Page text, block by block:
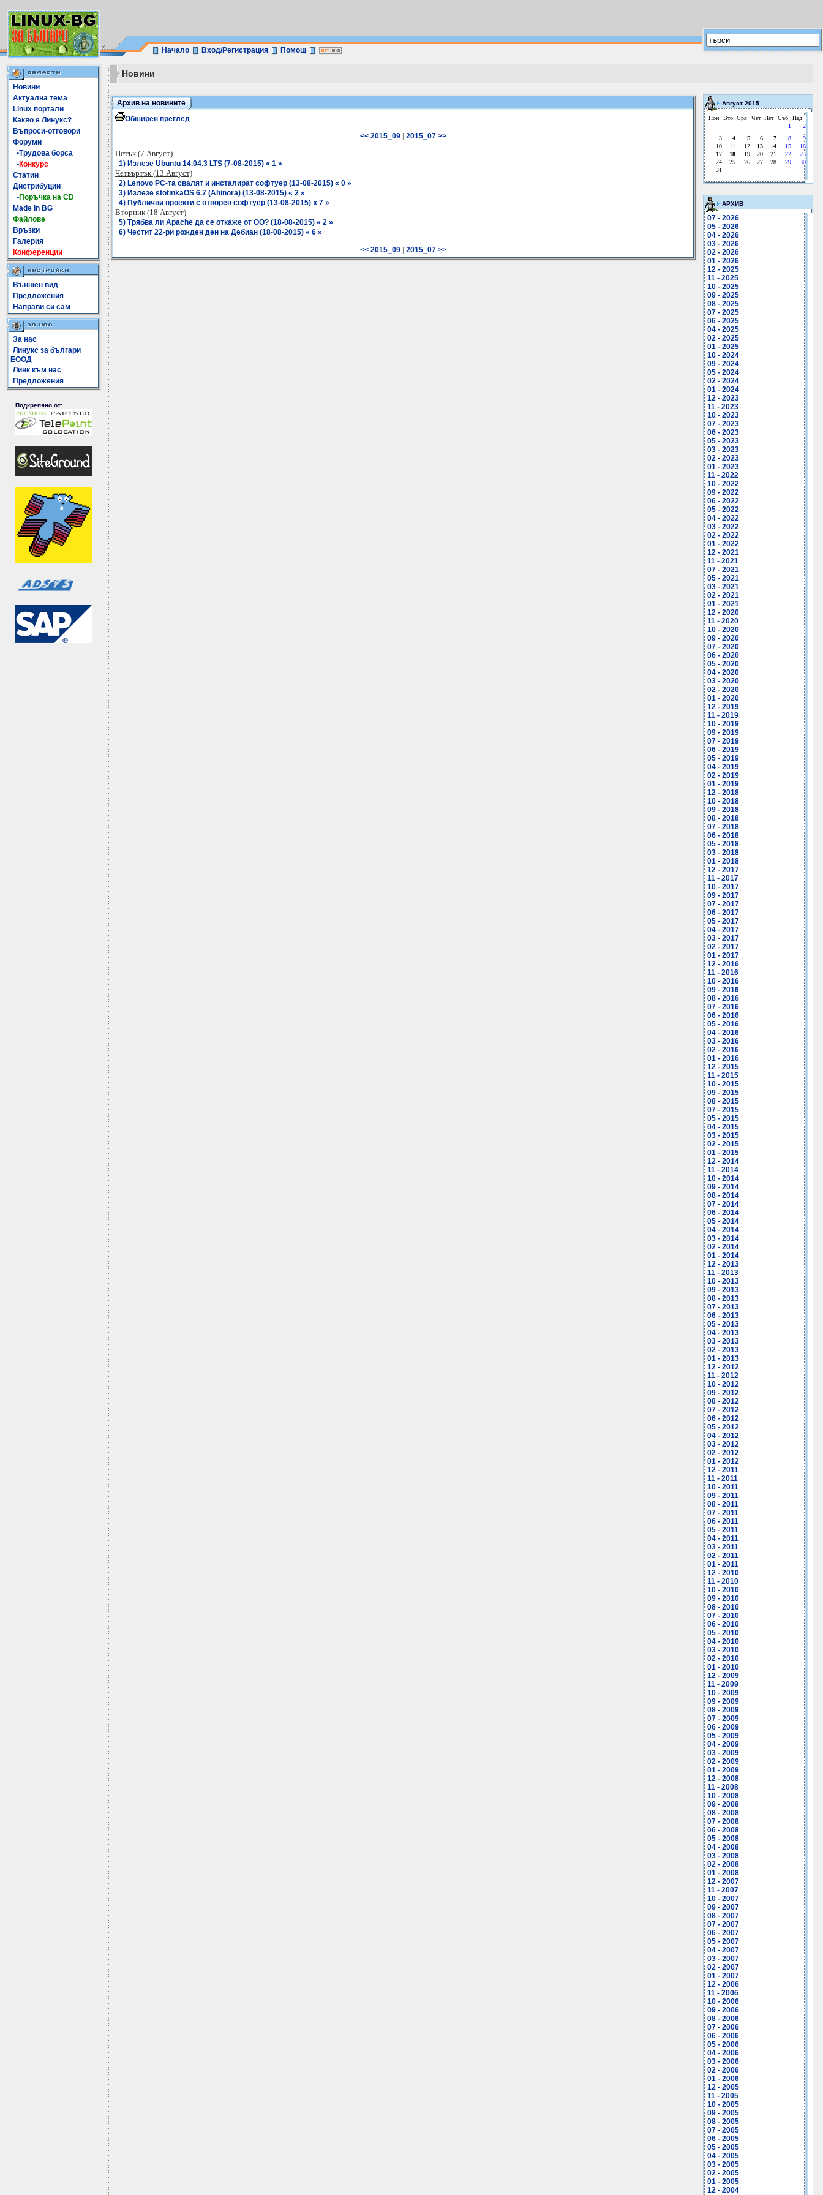
Начало Вход/Регистрация Помощ
Новини
Актуална тема
Linux портали
Какво е Линукс?
Въпроси-отговори
Форуми
•Трудова борса
•Конкурс
Статии
Дистрибуции
•Поръчка на CD
Made In BG
Файлове
Връзки
Галерия
Конференции
Външен вид
Предложения
Направи си сам
За нас
Линукс за българи
ЕООД
Линк към нас
Предложения
Подкрепяно от:
Новини
Архив на новините
Обширен преглед
<< 2015_09 | 2015_07 >>
Петък (7 Август)
1) Излезе Ubuntu 14.04.3 LTS (7-08-2015) « 1 »
Четвъртък (13 Август)
2) Lenovo PC-та свалят и инсталират софтуер (13-08-2015) « 0 »
3) Излезе stotinkaOS 6.7 (Ahinora) (13-08-2015) « 2 »
4) Публични проекти с отворен софтуер (13-08-2015) « 7 »
Вторник (18 Август)
5) Трябва ли Apache да се откаже от OO? (18-08-2015) « 2 »
6) Честит 22-ри рожден ден на Дебиан (18-08-2015) « 6 »
<< 2015_09 | 2015_07 >>
Август 2015
Пон Вто Сря Чет Пет Съб
Нед
1
2
3
4 5 6 7 8
9
10
11 12 13 14 15
16
17
18 19 20 21 22
23
24
25 26 27 28 29
30
31
АРХИВ
07 - 2026
05 - 2026
04 - 2026
03 - 2026
02 - 2026
01 - 2026
12 - 2025
11 - 2025
10 - 2025
09 - 2025
08 - 2025
07 - 2025
06 - 2025
04 - 2025
02 - 2025
01 - 2025
10 - 2024
09 - 2024
05 - 2024
02 - 2024
01 - 2024
12 - 2023
11 - 2023
10 - 2023
07 - 2023
06 - 2023
05 - 2023
03 - 2023
02 - 2023
01 - 2023
11 - 2022
10 - 2022
09 - 2022
06 - 2022
05 - 2022
04 - 2022
03 - 2022
02 - 2022
01 - 2022
12 - 2021
11 - 2021
07 - 2021
05 - 2021
03 - 2021
02 - 2021
01 - 2021
12 - 2020
11 - 2020
10 - 2020
09 - 2020
07 - 2020
06 - 2020
05 - 2020
04 - 2020
03 - 2020
02 - 2020
01 - 2020
12 - 2019
11 - 2019
10 - 2019
09 - 2019
07 - 2019
06 - 2019
05 - 2019
04 - 2019
02 - 2019
01 - 2019
12 - 2018
10 - 2018
09 - 2018
08 - 2018
07 - 2018
06 - 2018
05 - 2018
03 - 2018
01 - 2018
12 - 2017
11 - 2017
10 - 2017
09 - 2017
07 - 2017
06 - 2017
05 - 2017
04 - 2017
03 - 2017
02 - 2017
01 - 2017
12 - 2016
11 - 2016
10 - 2016
09 - 2016
08 - 2016
07 - 2016
06 - 2016
05 - 2016
04 - 2016
03 - 2016
02 - 2016
01 - 2016
12 - 2015
11 - 2015
10 - 2015
09 - 2015
08 - 2015
07 - 2015
05 - 2015
04 - 2015
03 - 2015
02 - 2015
01 - 2015
12 - 2014
11 - 2014
10 - 2014
09 - 2014
08 - 2014
07 - 2014
06 - 2014
05 - 2014
04 - 2014
03 - 2014
02 - 2014
01 - 2014
12 - 2013
11 - 2013
10 - 2013
09 - 2013
08 - 2013
07 - 2013
06 - 2013
05 - 2013
04 - 2013
03 - 2013
02 - 2013
01 - 2013
12 - 2012
11 - 2012
10 - 2012
09 - 2012
08 - 2012
07 - 2012
06 - 2012
05 - 2012
04 - 2012
03 - 2012
02 - 2012
01 - 2012
12 - 2011
11 - 2011
10 - 2011
09 - 2011
08 - 2011
07 - 2011
06 - 2011
05 - 2011
04 - 2011
03 - 2011
02 - 2011
01 - 2011
12 - 2010
11 - 2010
10 - 2010
09 - 2010
08 - 2010
07 - 2010
06 - 2010
05 - 2010
04 - 2010
03 - 2010
02 - 2010
01 - 2010
12 - 2009
11 - 2009
10 - 2009
09 - 2009
08 - 2009
07 - 2009
06 - 2009
05 - 2009
04 - 2009
03 - 2009
02 - 2009
01 - 2009
12 - 2008
11 - 2008
10 - 2008
09 - 2008
08 - 2008
07 - 2008
06 - 2008
05 - 2008
04 - 2008
03 - 2008
02 - 2008
01 - 2008
12 - 2007
11 - 2007
10 - 2007
09 - 2007
08 - 2007
07 - 2007
06 - 2007
05 - 2007
04 - 2007
03 - 2007
02 - 2007
01 - 2007
12 - 2006
11 - 2006
10 - 2006
09 - 2006
08 - 2006
07 - 2006
06 - 2006
05 - 2006
04 - 2006
03 - 2006
02 - 2006
01 - 2006
12 - 2005
11 - 2005
10 - 2005
09 - 2005
08 - 2005
07 - 2005
06 - 2005
05 - 2005
04 - 2005
03 - 2005
02 - 2005
01 - 2005
12 - 2004